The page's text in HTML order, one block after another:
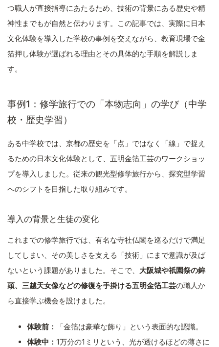
つ職人が直接指導にあたるため、技術の背景にある歴史や精
神性までもが自然と伝わります。この記事では、実際に日本
文化体験を導入した学校の事例を交えながら、教育現場で金
箔押し体験が選ばれる理由とその具体的な手順を解説しま
す。
事例1：修学旅行での「本物志向」の学び（中学
校・歴史学習）
ある中学校では、京都の歴史を「点」ではなく「線」で捉え
るための日本文化体験として、五明金箔工芸のワークショッ
プを導入しました。従来の観光型修学旅行から、探究型学習
へのシフトを目指した取り組みです。
導入の背景と生徒の変化
これまでの修学旅行では、有名な寺社仏閣を巡るだけで満足
してしまい、その美しさを支える「技術」にまで意識が及ば
ないという課題がありました。そこで、 大阪城や祇園祭の鉾
頭、三越天女像などの修復を手掛ける五明金箔工芸の職人か
ら直接学ぶ機会を設けました。
体験前：
「金箔は豪華な飾り」という表面的な認識。
体験中： 1万分の1ミリという、光が透けるほどの薄さに